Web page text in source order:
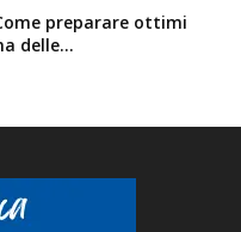
preparare ottimi
delle...